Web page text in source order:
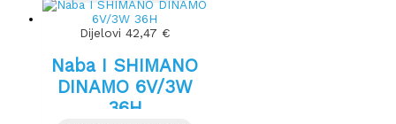
Dijelovi 42,47 €
Naba I SHIMANO
DINAMO 6V/3W
36H